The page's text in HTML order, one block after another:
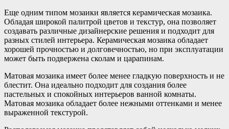
Еще одним типом мозаики является керамическая мозаика.
Обладая широкой палитрой цветов и текстур, она позволяет
создавать различные дизайнерские решения и подходит для
разных стилей интерьера. Керамическая мозаика обладает
хорошей прочностью и долговечностью, но при эксплуатации
может быть подвержена сколам и царапинам.
Матовая мозаика имеет более менее гладкую поверхность и не
блестит. Она идеально подходит для создания более
пастельных и спокойных интерьеров ванной комнаты.
Матовая мозаика обладает более нежными оттенками и менее
выраженной текстурой.